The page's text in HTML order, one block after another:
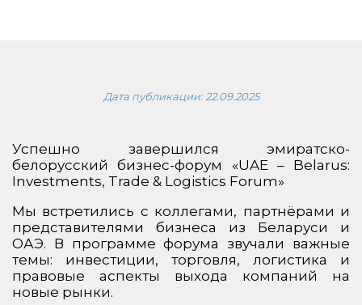
Дата публикации:22.09.2025
Успешно завершился эмиратско-
белорусский бизнес-форум «UAE – Belarus:
Investments, Trade & Logistics Forum»
Мы встретились с коллегами, партнёрами и
представителями бизнеса из Беларуси и
ОАЭ. В программе форума звучали важные
темы: инвестиции, торговля, логистика и
правовые аспекты выхода компаний на
новые рынки.